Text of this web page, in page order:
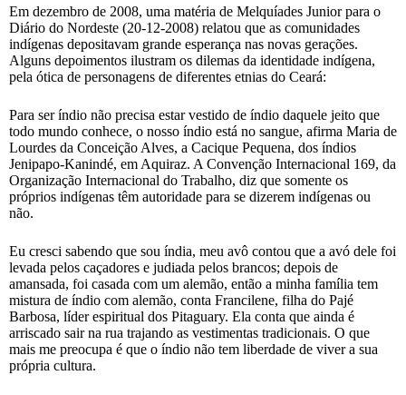
Em dezembro de 2008, uma matéria de Melquíades Junior para o
Diário do Nordeste (20-12-2008) relatou que as comunidades
indígenas depositavam grande esperança nas novas gerações.
Alguns depoimentos ilustram os dilemas da identidade indígena,
pela ótica de personagens de diferentes etnias do Ceará:
Para ser índio não precisa estar vestido de índio daquele jeito que
todo mundo conhece, o nosso índio está no sangue, afirma Maria de
Lourdes da Conceição Alves, a Cacique Pequena, dos índios
Jenipapo-Kanindé, em Aquiraz. A Convenção Internacional 169, da
Organização Internacional do Trabalho, diz que somente os
próprios indígenas têm autoridade para se dizerem indígenas ou
não.
Eu cresci sabendo que sou índia, meu avô contou que a avó dele foi
levada pelos caçadores e judiada pelos brancos; depois de
amansada, foi casada com um alemão, então a minha família tem
mistura de índio com alemão, conta Francilene, filha do Pajé
Barbosa, líder espiritual dos Pitaguary. Ela conta que ainda é
arriscado sair na rua trajando as vestimentas tradicionais. O que
mais me preocupa é que o índio não tem liberdade de viver a sua
própria cultura.